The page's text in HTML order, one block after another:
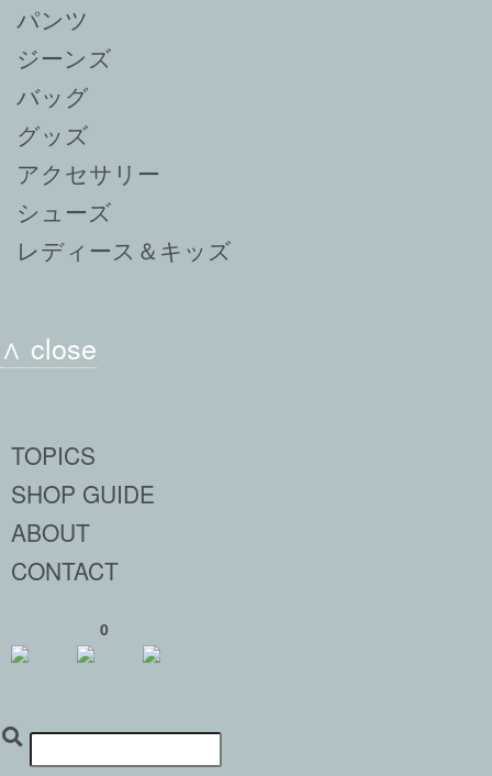
パンツ
ジーンズ
バッグ
グッズ
アクセサリー
シューズ
レディース＆キッズ
∧ close
TOPICS
SHOP GUIDE
ABOUT
CONTACT
0